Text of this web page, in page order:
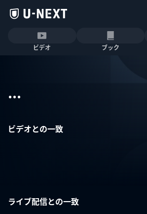
ビデオ ブック
...
ビデオとの一致
ライブ配信との一致